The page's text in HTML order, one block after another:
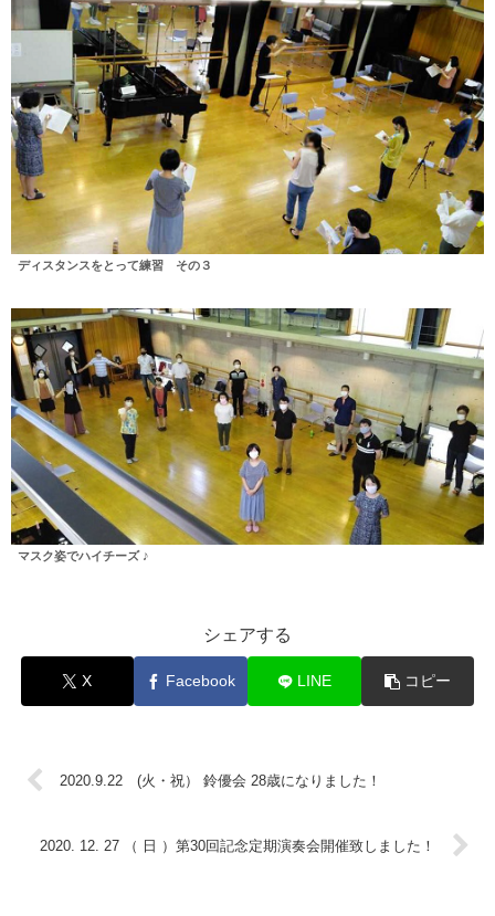
ディスタンスをとって練習 その３
マスク姿でハイチーズ ♪
シェアする
X Facebook LINE コピー
2020.9.22 (火・祝） 鈴優会 28歳になりました！
2020. 12. 27 （ 日 ）第30回記念定期演奏会開催致しました！